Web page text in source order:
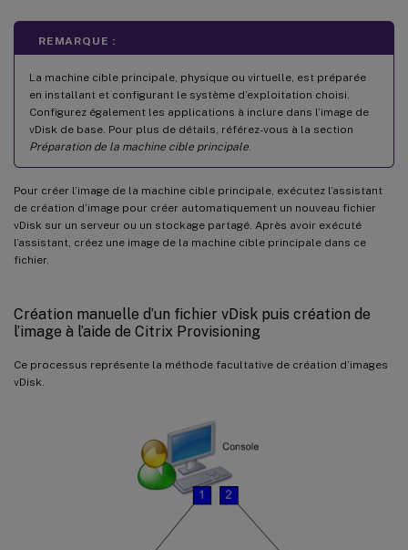
REMARQUE :
La machine cible principale, physique ou virtuelle, est préparée
en installant et configurant le système d’exploitation choisi.
Configurez également les applications à inclure dans l’image de
vDisk de base. Pour plus de détails, référez-vous à la section
Préparation de la machine cible principale.
Pour créer l’image de la machine cible principale, exécutez l’assistant
de création d’image pour créer automatiquement un nouveau fichier
vDisk sur un serveur ou un stockage partagé. Après avoir exécuté
l’assistant, créez une image de la machine cible principale dans ce
fichier.
Création manuelle d’un fichier vDisk puis création de
l’image à l’aide de Citrix Provisioning
Ce processus représente la méthode facultative de création d’images
vDisk.